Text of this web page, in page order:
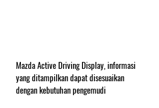
Mazda Active Driving Display, informasi
yang ditampilkan dapat disesuaikan
dengan kebutuhan pengemudi